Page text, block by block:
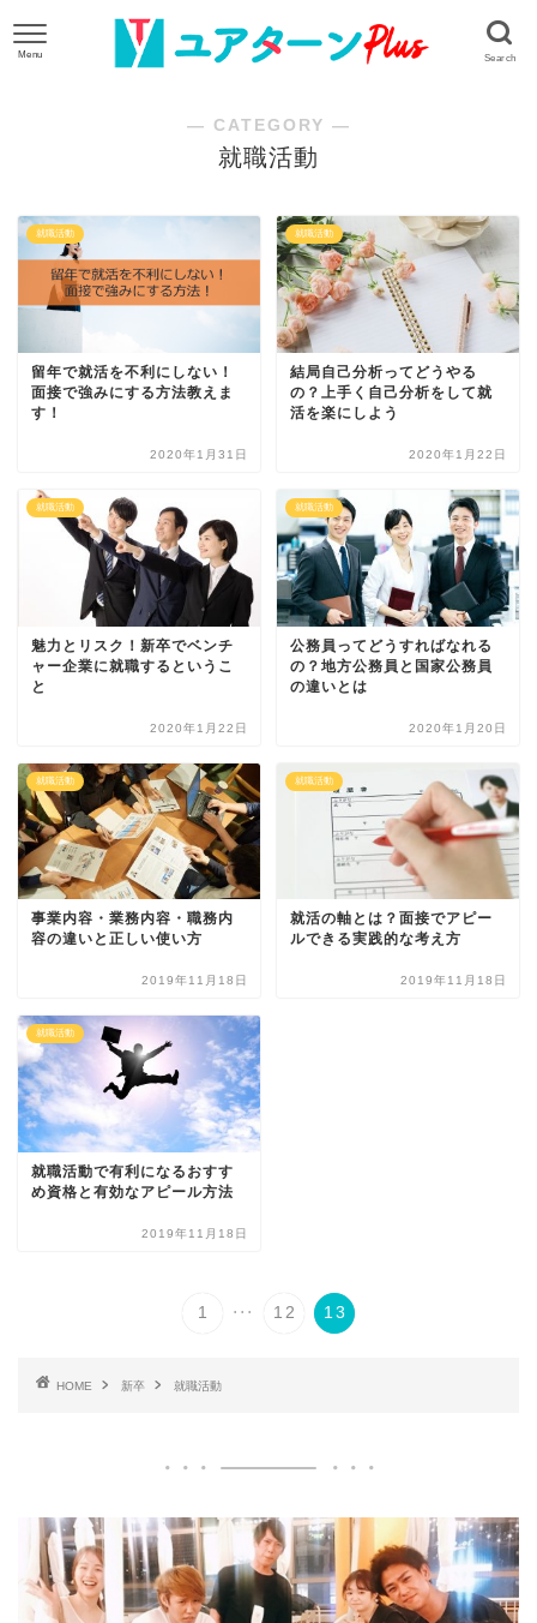
― CATEGORY ―
就職活動
就職活動
留年で就活を不利にしない！
面接で強みにする方法教えま
す！
2020年1月31日
就職活動
結局自己分析ってどうやる
の？上手く自己分析をして就
活を楽にしよう
2020年1月22日
就職活動
魅力とリスク！新卒でベンチ
ャー企業に就職するというこ
と
2020年1月22日
就職活動
公務員ってどうすればなれる
の？地方公務員と国家公務員
の違いとは
2020年1月20日
就職活動
事業内容・業務内容・職務内
容の違いと正しい使い方
2019年11月18日
就職活動
就活の軸とは？面接でアピー
ルできる実践的な考え方
2019年11月18日
就職活動
就職活動で有利になるおすす
め資格と有効なアピール方法
2019年11月18日
1 ... 12 13
HOME 新卒 就職活動